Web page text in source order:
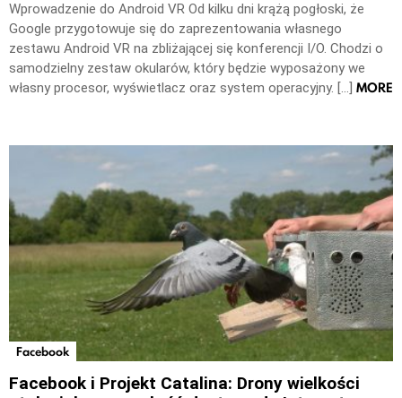
Wprowadzenie do Android VR Od kilku dni krążą pogłoski, że
Google przygotowuje się do zaprezentowania własnego
zestawu Android VR na zbliżającej się konferencji I/O. Chodzi o
samodzielny zestaw okularów, który będzie wyposażony we
własny procesor, wyświetlacz oraz system operacyjny. […] MORE
Facebook
Facebook i Projekt Catalina: Drony wielkości